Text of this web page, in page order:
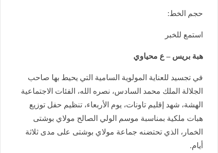
حجم الخط:
استمع للخبر
هبة بريس – ع محياوي
في تجسيد للعناية المولوية السامية التي يحيط بها صاحب
الجلالة الملك محمد السادس، نصره الله، الفئات الاجتماعية
الهشة، شهد إقليم تاونات، يوم الأربعاء، تنظيم حفل توزيع
هبات ملكية بمناسبة موسم الولي الصالح مولاي بوشتى
الخمار، الذي تحتضنه جماعة مولاي بوشتى على مدى ثلاثة
أيام.